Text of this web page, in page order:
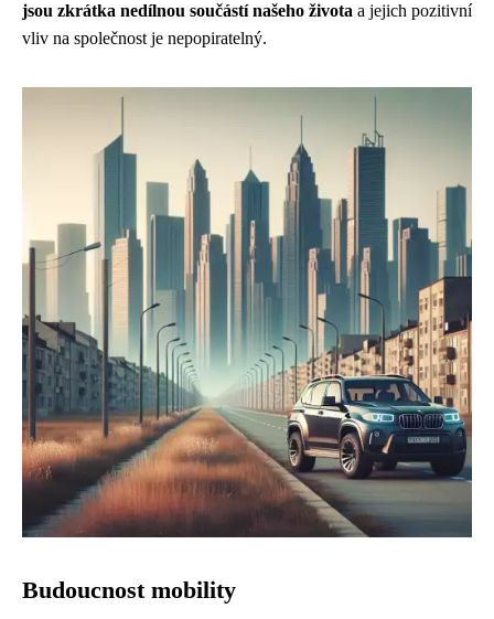
jsou zkrátka nedílnou součástí našeho života a jejich pozitivní
vliv na společnost je nepopiratelný.
Budoucnost mobility